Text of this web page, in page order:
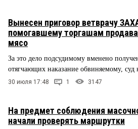
Вынесен приговор ветврачу
помогавшему торгашам
мясо
За это дело подсудимому вменено
отягчающих наказание обвиняемому, суд
30 июля 17:48 1 3147
На предмет соблюдения
начали проверять маршрутки